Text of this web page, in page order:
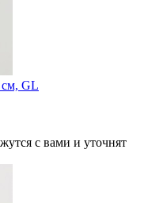
см, GL
с вами и уточнят